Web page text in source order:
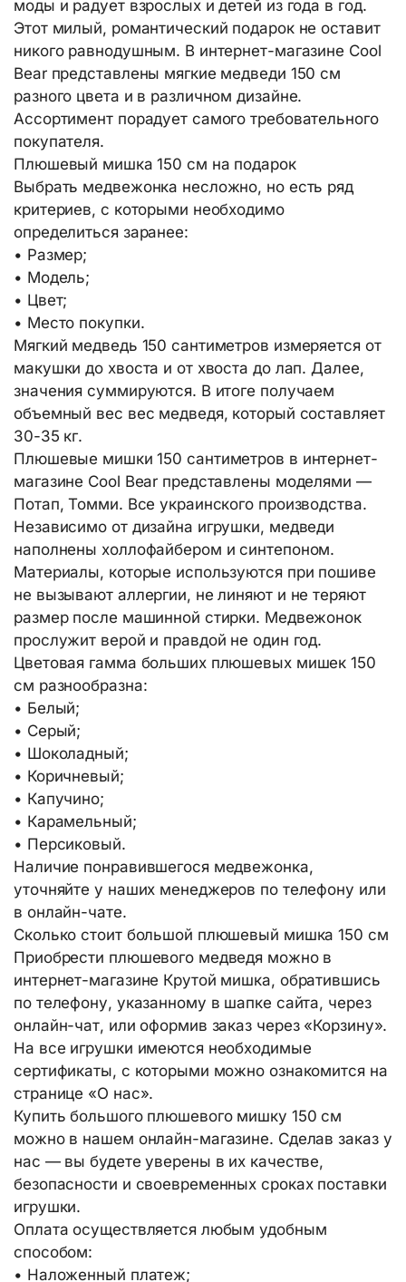
моды и радует взрослых и детей из года в год.
Этот милый, романтический подарок не оставит
никого равнодушным. В интернет-магазине Cool
Bear представлены мягкие медведи 150 см
разного цвета и в различном дизайне.
Ассортимент порадует самого требовательного
покупателя.
Плюшевый мишка 150 см на подарок
Выбрать медвежонка несложно, но есть ряд
критериев, с которыми необходимо
определиться заранее:
• Размер;
• Модель;
• Цвет;
• Место покупки.
Мягкий медведь 150 сантиметров измеряется от
макушки до хвоста и от хвоста до лап. Далее,
значения суммируются. В итоге получаем
объемный вес вес медведя, который составляет
30-35 кг.
Плюшевые мишки 150 сантиметров в интернет-
магазине Cool Bear представлены моделями —
Потап, Томми. Все украинского производства.
Независимо от дизайна игрушки, медведи
наполнены холлофайбером и синтепоном.
Материалы, которые используются при пошиве
не вызывают аллергии, не линяют и не теряют
размер после машинной стирки. Медвежонок
прослужит верой и правдой не один год.
Цветовая гамма больших плюшевых мишек 150
см разнообразна:
• Белый;
• Серый;
• Шоколадный;
• Коричневый;
• Капучино;
• Карамельный;
• Персиковый.
Наличие понравившегося медвежонка,
уточняйте у наших менеджеров по телефону или
в онлайн-чате.
Сколько стоит большой плюшевый мишка 150 см
Приобрести плюшевого медведя можно в
интернет-магазине Крутой мишка, обратившись
по телефону, указанному в шапке сайта, через
онлайн-чат, или оформив заказ через «Корзину».
На все игрушки имеются необходимые
сертификаты, с которыми можно ознакомится на
странице «О нас».
Купить большого плюшевого мишку 150 см
можно в нашем онлайн-магазине. Сделав заказ у
нас — вы будете уверены в их качестве,
безопасности и своевременных сроках поставки
игрушки.
Оплата осуществляется любым удобным
способом:
• Наложенный платеж;